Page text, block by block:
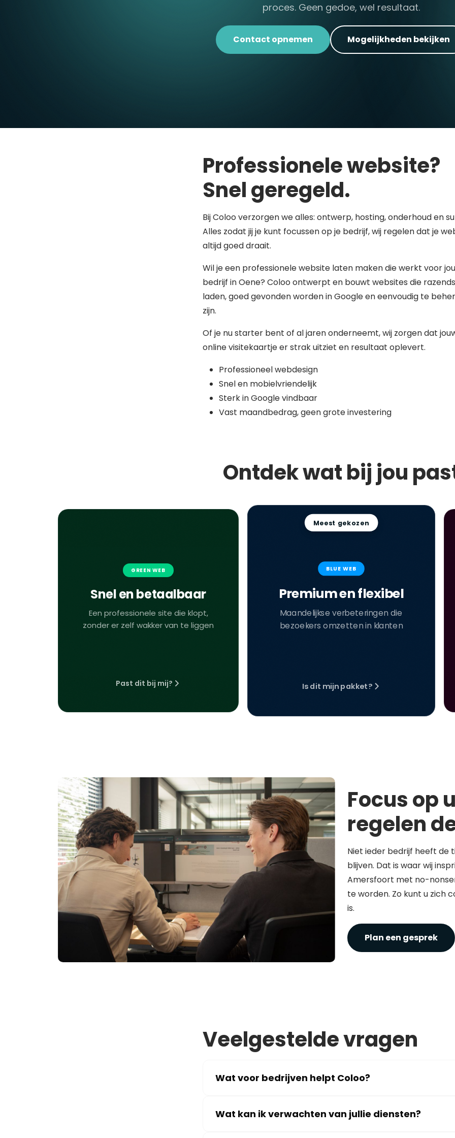
proces. Geen gedoe, wel resultaat.
Contact opnemen Mogelijkheden bekijken
Professionele website?
Snel geregeld.
Bij Coloo verzorgen we alles: ontwerp, hosting, onderhoud en
Alles zodat jij je kunt focussen op je bedrijf, wij regelen dat je
altijd goed draait.
Wil je een professionele website laten maken die werkt voor
bedrijf in Oene? Coloo ontwerpt en bouwt websites die
laden, goed gevonden worden in Google en eenvoudig te
zijn.
Of je nu starter bent of al jaren onderneemt, wij zorgen dat
online visitekaartje er strak uitziet en resultaat oplevert.
Professioneel webdesign
Snel en mobielvriendelijk
Sterk in Google vindbaar
Vast maandbedrag, geen grote investering
Ontdek wat bij jou
GREEN WEB
Snel en betaalbaar
Een professionele site die klopt,
zonder er zelf wakker van te liggen
Past dit bij mij?
Meest gekozen
BLUE WEB
Premium en flexibel
Maandelijkse verbeteringen die
bezoekers omzetten in klanten
Is dit mijn pakket?
Focus op
regelen
Niet ieder bedrijf heeft de
blijven. Dat is waar wij
Amersfoort met no-
te worden. Zo kunt u zich
is.
Plan een gesprek
Veelgestelde vragen
Wat voor bedrijven helpt Coloo?
Wat kan ik verwachten van jullie diensten?